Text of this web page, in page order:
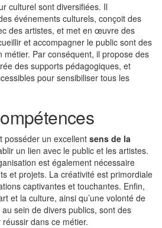
culturel sont diversifiées. Il
événements culturels, conçoit des
des artistes, et met en œuvre des
et accompagner le public sont des
métier. Par conséquent, il propose des
des supports pédagogiques, et
pour sensibiliser tous les
posséder un excellent sens de la
un lien avec le public et les artistes.
est également nécessaire
et projets. La créativité est primordiale
captivantes et touchantes. Enfin,
et la culture, ainsi qu’une volonté de
sein de divers publics, sont des
dans ce métier.